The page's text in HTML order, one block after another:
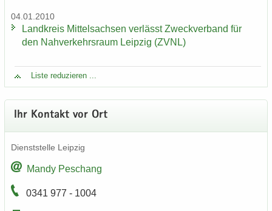
04.01.2010
Land­kreis Mit­tel­sach­sen ver­lässt Zweck­ver­band für
den Nah­ver­kehrs­raum Leip­zig (ZVNL)
Liste re­du­zie­ren ...
Ihr Kon­takt vor Ort
Dienst­stel­le Leip­zig
Mandy Peschang
0341 977 - 1004